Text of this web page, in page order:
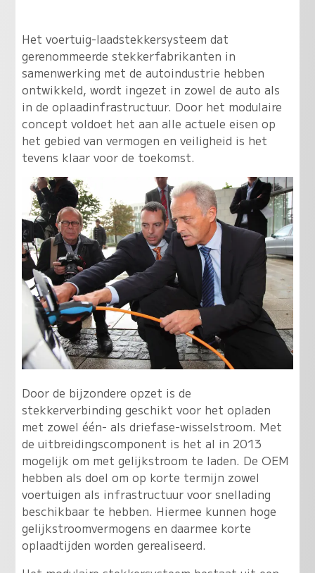
Het voertuig-laadstekkersysteem dat
gerenommeerde stekkerfabrikanten in
samenwerking met de autoindustrie hebben
ontwikkeld, wordt ingezet in zowel de auto als
in de oplaadinfrastructuur. Door het modulaire
concept voldoet het aan alle actuele eisen op
het gebied van vermogen en veiligheid is het
tevens klaar voor de toekomst.
Door de bijzondere opzet is de
stekkerverbinding geschikt voor het opladen
met zowel één- als driefase-wisselstroom. Met
de uitbreidingscomponent is het al in 2013
mogelijk om met gelijkstroom te laden. De OEM
hebben als doel om op korte termijn zowel
voertuigen als infrastructuur voor snellading
beschikbaar te hebben. Hiermee kunnen hoge
gelijkstroomvermogens en daarmee korte
oplaadtijden worden gerealiseerd.